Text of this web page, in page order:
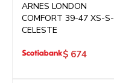
ARNES LONDON
COMFORT 39-47 XS-S-
CELESTE
$ 674